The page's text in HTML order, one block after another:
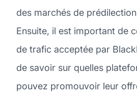
des marchés de
Ensuite, il est important de
de trafic acceptée par
de savoir sur quelles
pouvez promouvoir leur